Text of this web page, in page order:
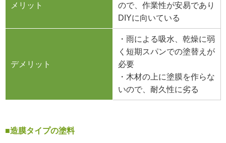
メリット
ので、作業性が安易であり
DIYに向いている
デメリット
・雨による吸水、乾燥に弱
く短期スパンでの塗替えが
必要
・木材の上に塗膜を作らな
いので、耐久性に劣る
■造膜タイプの塗料